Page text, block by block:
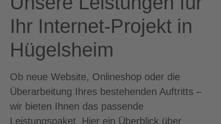
Ihr Internet-Projekt in
Hügelsheim
Ob neue Website, Onlineshop oder die
Überarbeitung Ihres bestehenden Auftritts –
wir bieten Ihnen das passende
Leistungspaket. Hier ein Überblick über